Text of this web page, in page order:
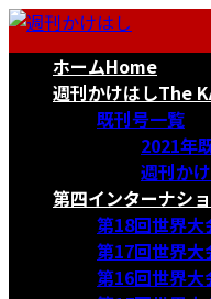
コ
ナ
ホームHome
週刊かけはしThe
既刊号一覧
2021年
週刊か
第四インターナシ
第18回世界大
第17回世界大
第16回世界大